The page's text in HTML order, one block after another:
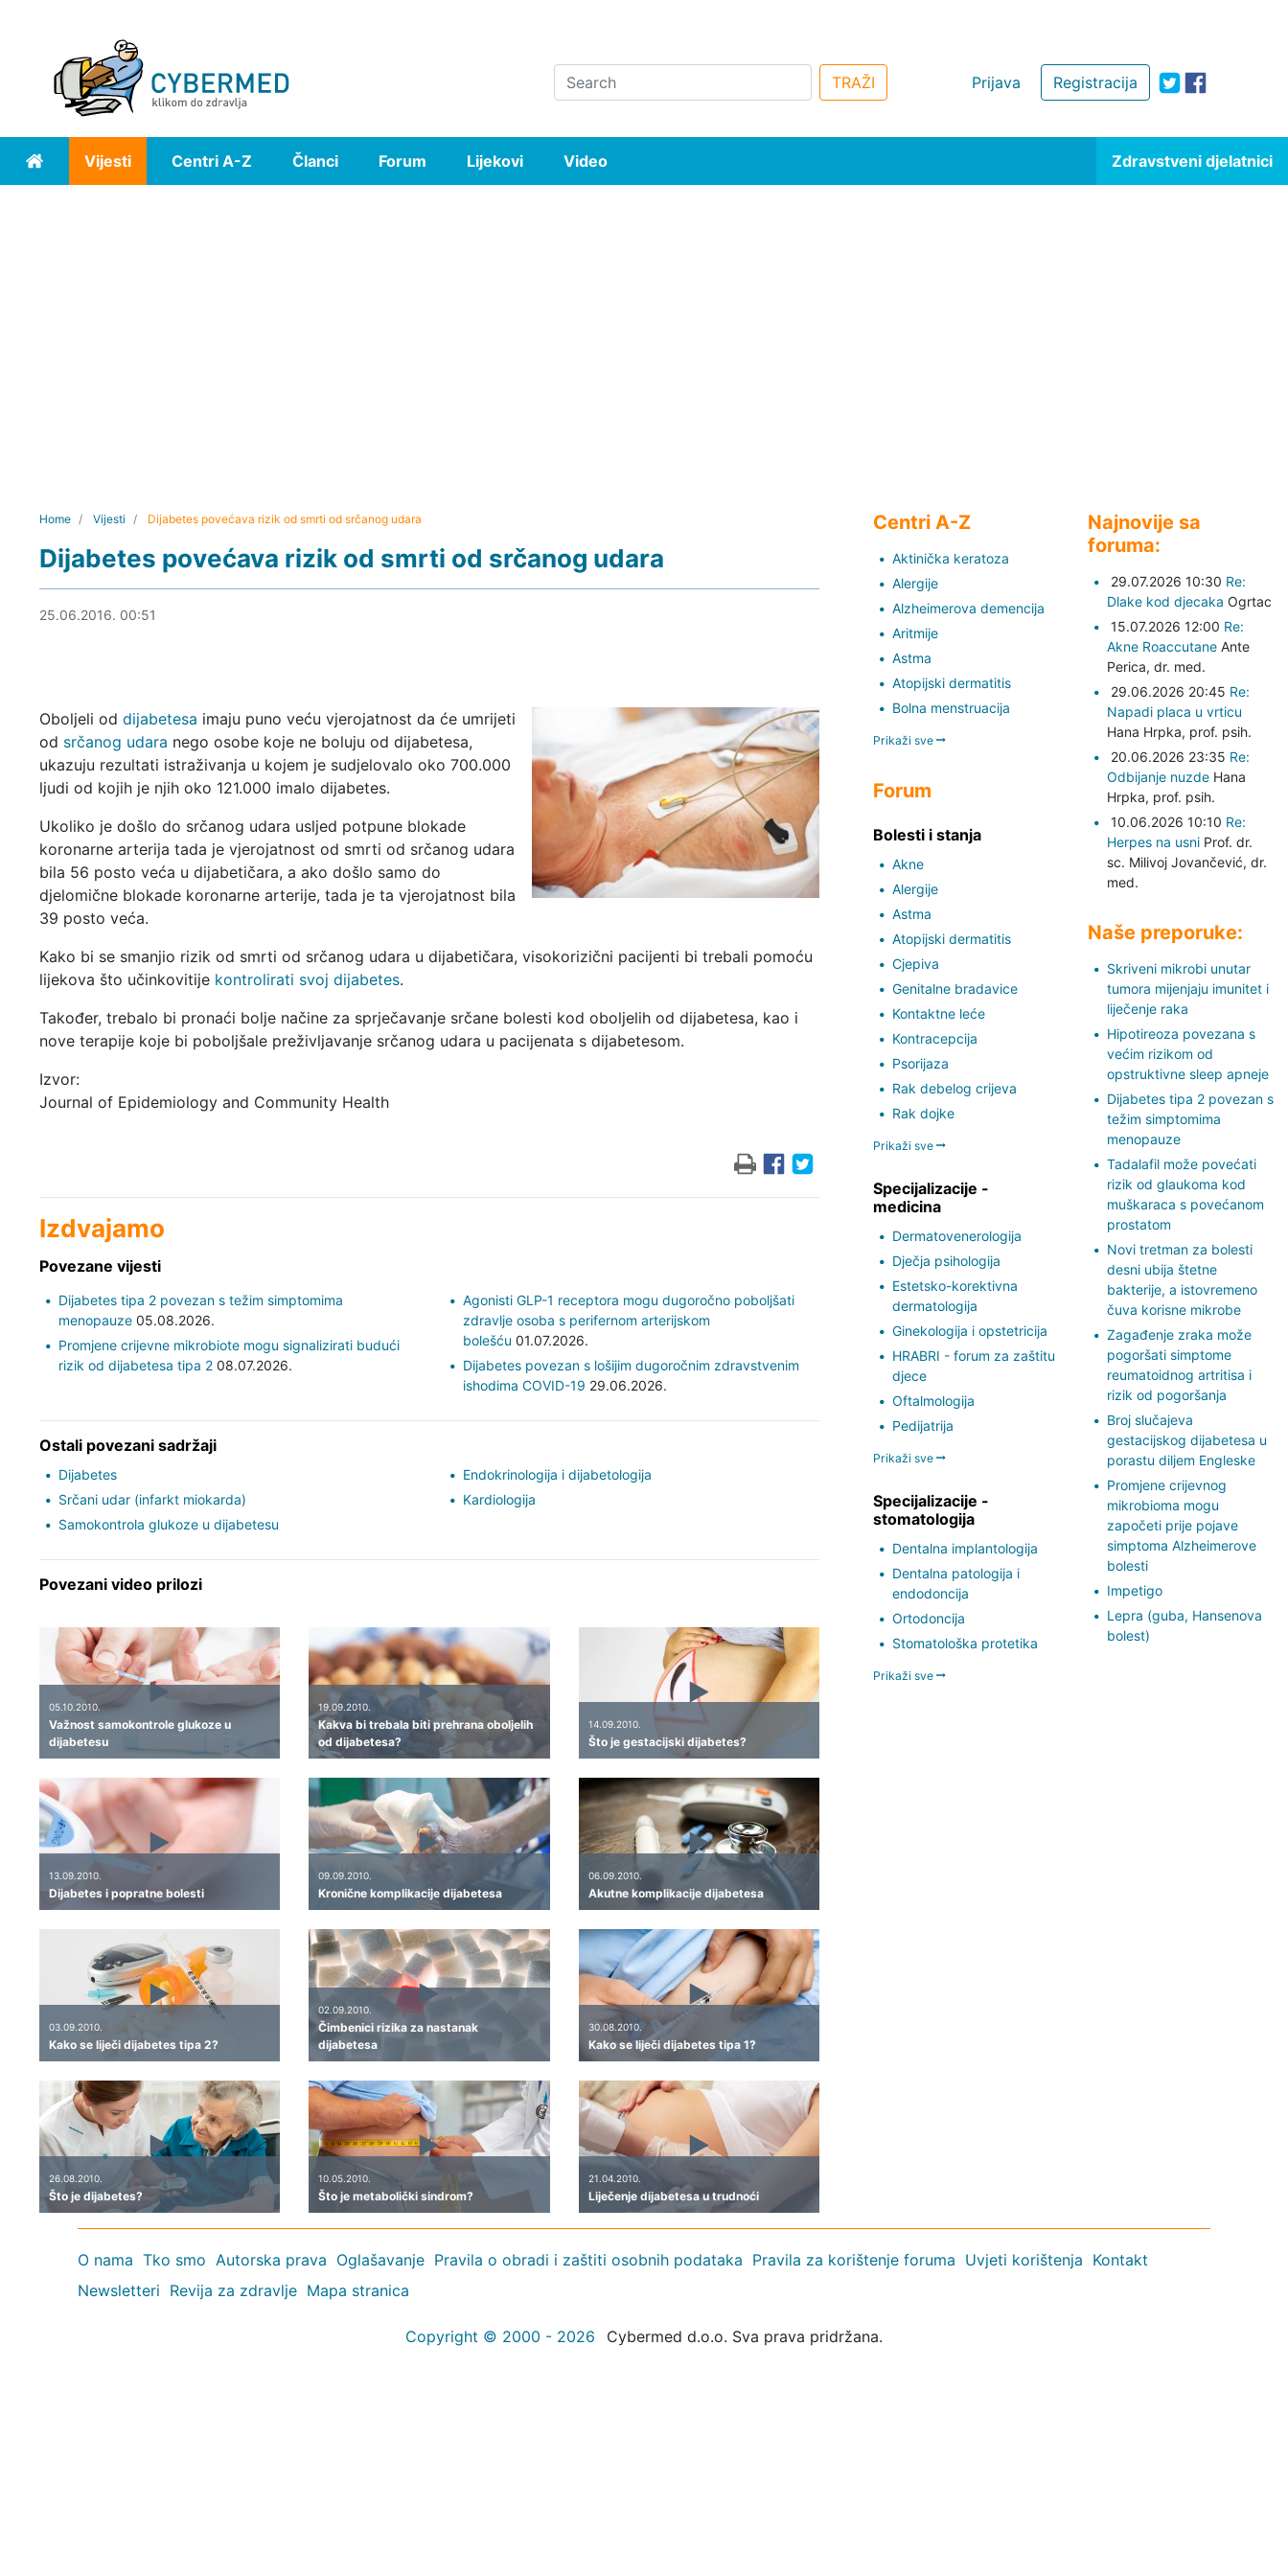
Registracija
Prijava
Search TRAŽI
Home Vijesti Centri A-Z Članci Forum Lijekovi Video Zdravstveni djelatnici
Home Vijesti Dijabetes povećava rizik od smrti od srčanog udara
Dijabetes povećava rizik od smrti od srčanog udara
25.06.2016. 00:54
25.06.2016. 00:51
Oboljeli od dijabetesa imaju puno veću vjerojatnost da će umrijeti
od srčanog udara nego osobe koje ne boluju od dijabetesa,
ukazuju rezultati istraživanja u kojem je sudjelovalo oko 700.000
ljudi od kojih je njih oko 121.000 imalo dijabetes.
Ukoliko je došlo do srčanog udara usljed potpune blokade
koronarne arterija tada je vjerojatnost od smrti od srčanog udara
bila 56 posto veća u dijabetičara, a ako došlo samo do
djelomične blokade koronarne arterije, tada je ta vjerojatnost bila
39 posto veća.
Kako bi se smanjio rizik od smrti od srčanog udara u dijabetičara, visokorizični pacijenti bi trebali pomoću
lijekova što učinkovitije kontrolirati svoj dijabetes.
Također, trebalo bi pronaći bolje načine za sprječavanje srčane bolesti kod oboljelih od dijabetesa, kao i
nove terapije koje bi poboljšale preživljavanje srčanog udara u pacijenata s dijabetesom.
Izvor:
Journal of Epidemiology and Community Health
Izdvajamo
Povezane vijesti
Dijabetes tipa 2 povezan s težim simptomima
menopauze05.08.2026.
Promjene crijevne mikrobiote mogu signalizirati budući
rizik od dijabetesa tipa 208.07.2026.
Agonisti GLP-1 receptora mogu dugoročno poboljšati
zdravlje osoba s perifernom arterijskom
bolešću 01.07.2026.
Dijabetes povezan s lošijim dugoročnim zdravstvenim
ishodima COVID-19 29.06.2026.
Ostali povezani sadržaji
Dijabetes
Srčani udar (infarkt miokarda)
Samokontrola glukoze u dijabetesu
Endokrinologija i dijabetologija
Kardiologija
Povezani video prilozi
05.10.2010.
Važnost samokontrole glukoze u
dijabetesu
19.09.2010.
Kakva bi trebala biti prehrana oboljelih
od dijabetesa?
14.09.2010.
Što je gestacijski dijabetes?
13.09.2010.
Dijabetes i popratne bolesti
09.09.2010.
Kronične komplikacije dijabetesa
06.09.2010.
Akutne komplikacije dijabetesa
03.09.2010.
Kako se liječi dijabetes tipa 2?
02.09.2010.
Čimbenici rizika za nastanak
dijabetesa
30.08.2010.
Kako se liječi dijabetes tipa 1?
26.08.2010.
Što je dijabetes?
10.05.2010.
Što je metabolički sindrom?
21.04.2010.
Liječenje dijabetesa u trudnoći
Centri A-Z
Aktinička keratoza
Alergije
Alzheimerova demencija
Aritmije
Astma
Atopijski dermatitis
Bolna menstruacija
Prikaži sve
Forum
Bolesti i stanja
Akne
Alergije
Astma
Atopijski dermatitis
Cjepiva
Genitalne bradavice
Kontaktne leće
Kontracepcija
Psorijaza
Rak debelog crijeva
Rak dojke
Prikaži sve
Specijalizacije -
medicina
Dermatovenerologija
Dječja psihologija
Estetsko-korektivna
dermatologija
Ginekologija i opstetricija
HRABRI - forum za zaštitu
djece
Oftalmologija
Pedijatrija
Prikaži sve
Specijalizacije -
stomatologija
Dentalna implantologija
Dentalna patologija i
endodoncija
Ortodoncija
Stomatološka protetika
Prikaži sve
Najnovije sa
foruma:
29.07.2026 10:30 Re:
Dlake kod djecaka Ogrtac
15.07.2026 12:00 Re:
Akne Roaccutane Ante
Perica, dr. med.
29.06.2026 20:45 Re:
Napadi placa u vrticu
Hana Hrpka, prof. psih.
20.06.2026 23:35 Re:
Odbijanje nuzde Hana
Hrpka, prof. psih.
10.06.2026 10:10 Re:
Herpes na usni Prof. dr.
sc. Milivoj Jovančević, dr.
med.
Naše preporuke:
Skriveni mikrobi unutar
tumora mijenjaju imunitet i
liječenje raka
Hipotireoza povezana s
većim rizikom od
opstruktivne sleep apneje
Dijabetes tipa 2 povezan s
težim simptomima
menopauze
Tadalafil može povećati
rizik od glaukoma kod
muškaraca s povećanom
prostatom
Novi tretman za bolesti
desni ubija štetne
bakterije, a istovremeno
čuva korisne mikrobe
Zagađenje zraka može
pogoršati simptome
reumatoidnog artritisa i
rizik od pogoršanja
Broj slučajeva
gestacijskog dijabetesa u
porastu diljem Engleske
Promjene crijevnog
mikrobioma mogu
započeti prije pojave
simptoma Alzheimerove
bolesti
Impetigo
Lepra (guba, Hansenova
bolest)
O nama Tko smo Autorska prava Oglašavanje Pravila o obradi i zaštiti osobnih podataka Pravila za korištenje foruma Uvjeti korištenja Kontakt
Newsletteri Revija za zdravlje Mapa stranica
Copyright © 2000 - 2026 Cybermed d.o.o. Sva prava pridržana.